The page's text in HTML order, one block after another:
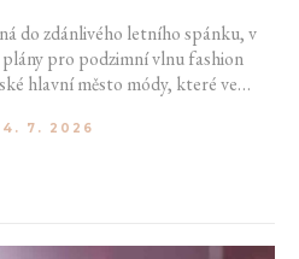
do zdánlivého letního spánku, v
pro podzimní vlnu fashion
hlavní město módy, které ve
pozornost však zaměří
7. 2026